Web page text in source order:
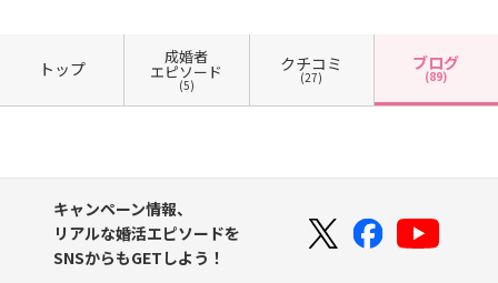
トップ
成婚者
エピソード
(5)
クチコミ
(27)
ブログ
(89)
キャンペーン情報、
リアルな婚活エピソードを
SNSからもGETしよう！